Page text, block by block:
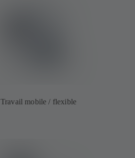
Travail mobile / flexible